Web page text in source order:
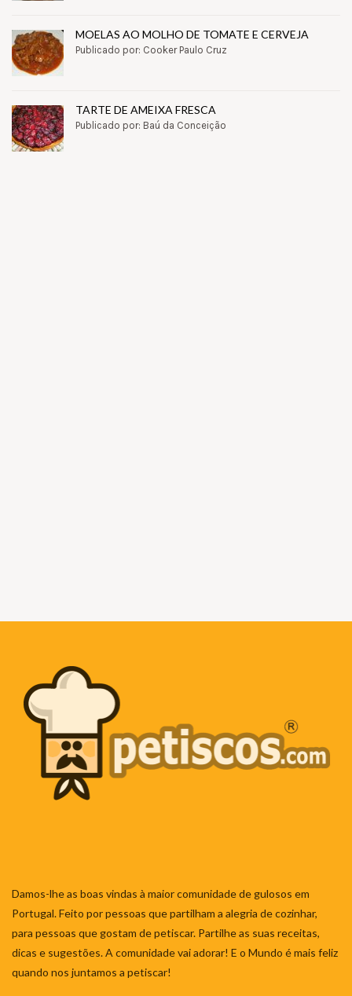
MOELAS AO MOLHO DE TOMATE E CERVEJA
Publicado por: Cooker Paulo Cruz
TARTE DE AMEIXA FRESCA
Publicado por: Baú da Conceição
Damos-lhe as boas vindas à maior comunidade de gulosos em
Portugal. Feito por pessoas que partilham a alegria de cozinhar,
para pessoas que gostam de petiscar. Partilhe as suas receitas,
dicas e sugestões. A comunidade vai adorar! E o Mundo é mais feliz
quando nos juntamos a petiscar!